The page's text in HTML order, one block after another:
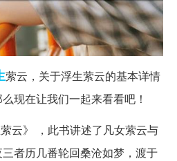
萦云，关于浮生萦云的基本详情
现在让我们一起来看看吧！
云》 ，此书讲述了凡女萦云与
者历几番轮回桑沧如梦，渡于